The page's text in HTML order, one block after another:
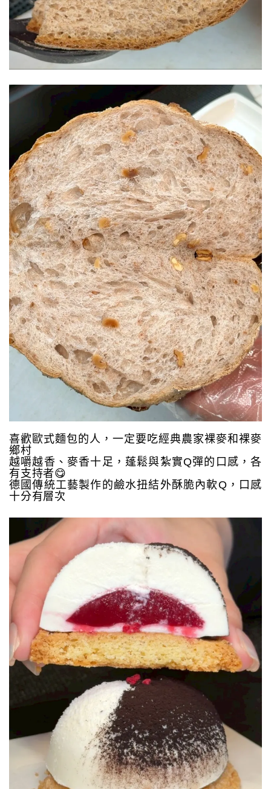
喜歡歐式麵包的人，一定要吃經典農家裸麥和裸麥
鄉村
越嚼越香、麥香十足，蓬鬆與紮實Q彈的口感，各
有支持者😋
德國傳統工藝製作的鹼水扭結外酥脆內軟Q，口感
十分有層次